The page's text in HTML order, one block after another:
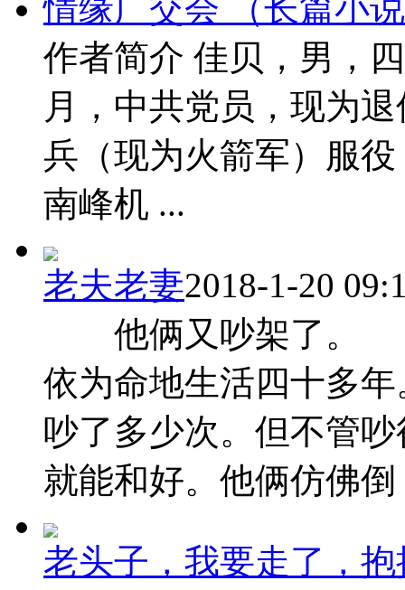
情缘广交会 （长篇小
作者简介 佳贝，男，
月，中共党员，现为
兵（现为火箭军）服
南峰机 ...
老夫老妻2018-1-20
他俩又吵架了。
依为命地生活四十多
吵了多少次。但不管
就能和好。他俩仿佛倒
老头子，我要走了，